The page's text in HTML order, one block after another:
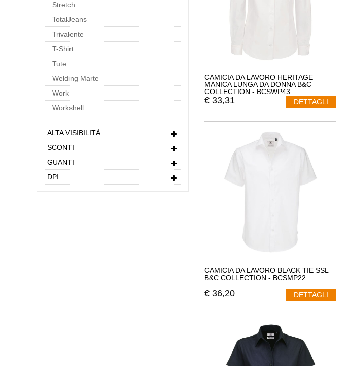
Stretch
TotalJeans
Trivalente
T-Shirt
Tute
Welding Marte
Work
Workshell
ALTA VISIBILITÀ
SCONTI
GUANTI
DPI
CAMICIA DA LAVORO HERITAGE
MANICA LUNGA DA DONNA B&C
COLLECTION - BCSWP43
€ 33,31 DETTAGLI
CAMICIA DA LAVORO BLACK TIE SSL
B&C COLLECTION - BCSMP22
€ 36,20 DETTAGLI